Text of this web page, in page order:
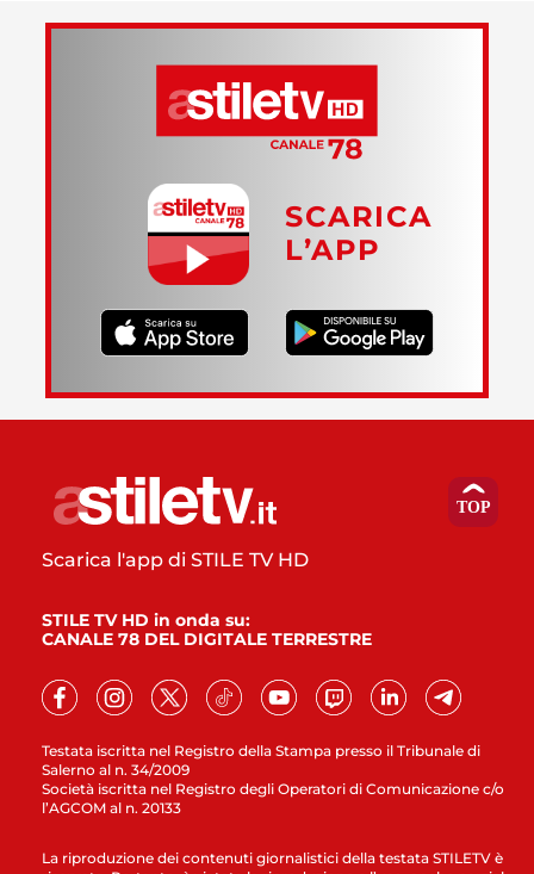
SCARICA
L’APP
Testata iscritta nel Registro della Stampa presso il Tribunale di
Salerno al n. 34/2009
Società iscritta nel Registro degli Operatori di Comunicazione c/o
l’AGCOM al n. 20133
Scarica l'app di STILE TV HD
STILE TV HD in onda su:
CANALE 78 DEL DIGITALE TERRESTRE
La riproduzione dei contenuti giornalistici della testata STILETV è